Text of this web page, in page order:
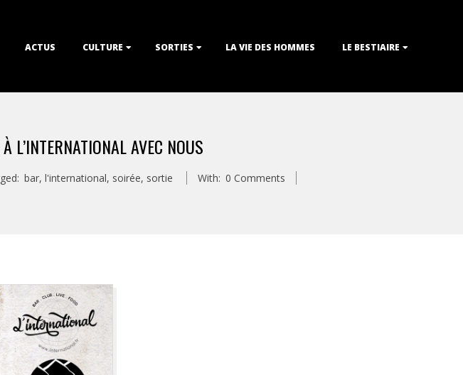
ACTUS CULTURE SORTIES LA VIE DES HOMMES LE BESTIAIRE
L’INTERNATIONAL AVEC NOUS
bar, l'international, soirée, sortie With: 0 Comments